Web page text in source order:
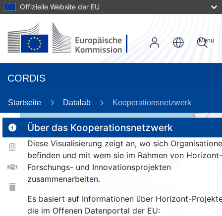
Offizielle Website der EU
CORDIS
Menu
Startseite Datalab Kooperationsnetzwerk
Über das Kooperationsnetzwerk
Diese Visualisierung zeigt an, wo sich
befinden und mit wem sie im Rahmen von Horizont-
Forschungs- und Innovationsprojekten
zusammenarbeiten.
Es basiert auf Informationen über Horizont-
die im Offenen Datenportal der EU:
26
185